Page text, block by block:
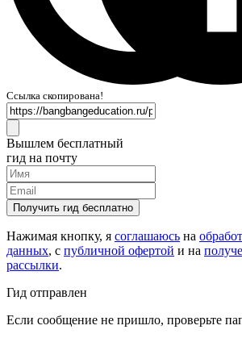
Ссылка скопирована!
Вышлем бесплатный
гид на почту
Получить гид бесплатно
Нажимая кнопку, я соглашаюсь на
данных, с публичной офертой и на
рассылки.
Гид отправлен
Если сообщение не пришло, проверьте